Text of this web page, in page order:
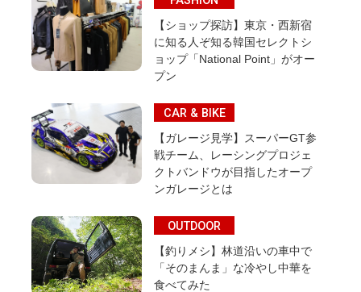
【ショップ探訪】東京・西新宿
に知る人ぞ知る韓国セレクトシ
ョップ「National Point」がオー
プン
CAR & BIKE
【ガレージ見学】スーパーGT参
戦チーム、レーシングプロジェ
クトバンドウが目指したオープ
ンガレージとは
OUTDOOR
【釣りメシ】林道沿いの車中で
「そのまんま」な冷やし中華を
食べてみた